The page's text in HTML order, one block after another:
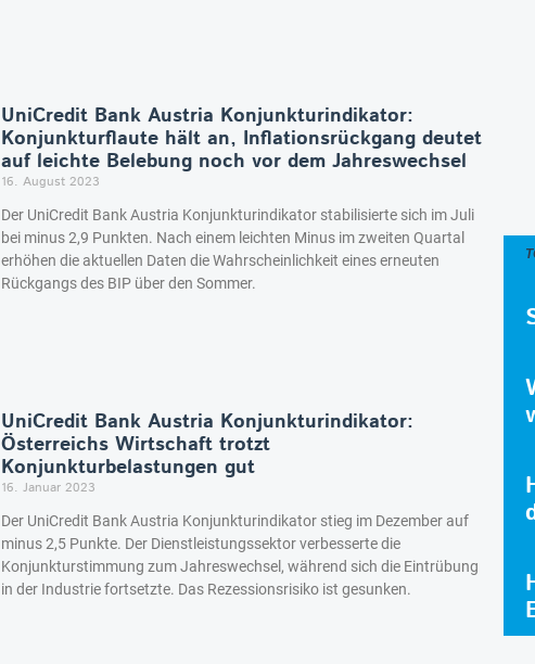
UniCredit Bank Austria Konjunkturindikator:
Konjunkturflaute hält an, Inflationsrückgang deutet
auf leichte Belebung noch vor dem Jahreswechsel
16. August 2023
Der UniCredit Bank Austria Konjunkturindikator stabilisierte sich im Juli
bei minus 2,9 Punkten. Nach einem leichten Minus im zweiten Quartal
erhöhen die aktuellen Daten die Wahrscheinlichkeit eines erneuten
Rückgangs des BIP über den Sommer.
UniCredit Bank Austria Konjunkturindikator:
Österreichs Wirtschaft trotzt
Konjunkturbelastungen gut
16. Januar 2023
Der UniCredit Bank Austria Konjunkturindikator stieg im Dezember auf
minus 2,5 Punkte. Der Dienstleistungssektor verbesserte die
Konjunkturstimmung zum Jahreswechsel, während sich die Eintrübung
in der Industrie fortsetzte. Das Rezessionsrisiko ist gesunken.